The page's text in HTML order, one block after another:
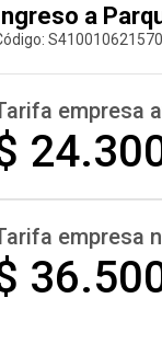
a
: S410010621570
empresa
empresa